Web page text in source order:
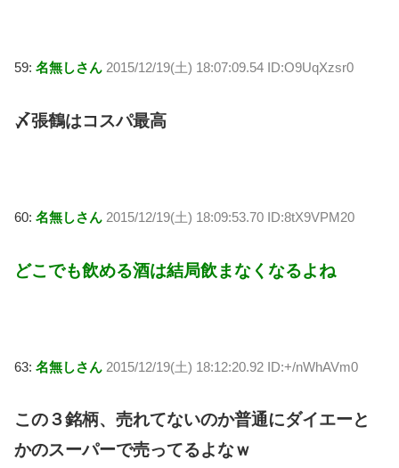
59: 名無しさん 2015/12/19(土) 18:07:09.54 ID:O9UqXzsr0
〆張鶴はコスパ最高
60: 名無しさん 2015/12/19(土) 18:09:53.70 ID:8tX9VPM20
どこでも飲める酒は結局飲まなくなるよね
63: 名無しさん 2015/12/19(土) 18:12:20.92 ID:+/nWhAVm0
この３銘柄、売れてないのか普通にダイエーと
かのスーパーで売ってるよなｗ